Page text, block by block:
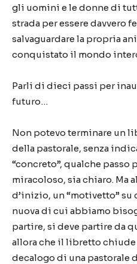
gli uomini e le donne di
strada per essere davvero
salvaguardare la propria
conquistato il mondo
Parli di dieci passi per
futuro…
Non potevo terminare un
della pastorale, senza
“concreto”, qualche
miracoloso, sia chiaro. Ma
d’inizio, un “motivetto”
nuova di cui abbiamo
partire, si deve partire da
allora che il libretto chiude
decalogo di una pastorale